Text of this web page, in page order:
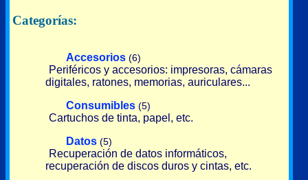
Categorías:
Accesorios (6)
Periféricos y accesorios: impresoras, cámaras
digitales, ratones, memorias, auriculares...
Consumibles (5)
Cartuchos de tinta, papel, etc.
Datos (5)
Recuperación de datos informáticos,
recuperación de discos duros y cintas, etc.